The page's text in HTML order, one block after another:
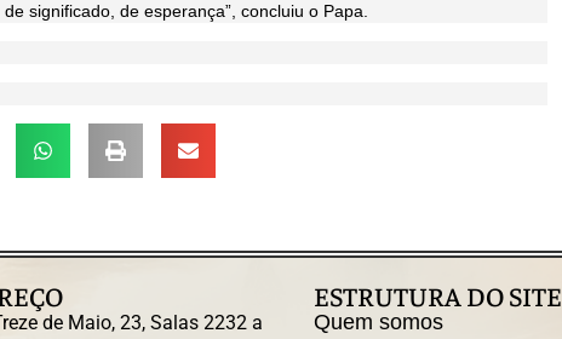
significado, de esperança”, concluiu o Papa.
de Maio, 23, Salas 2232 a
ESTRUTURA DO SITE
Quem somos